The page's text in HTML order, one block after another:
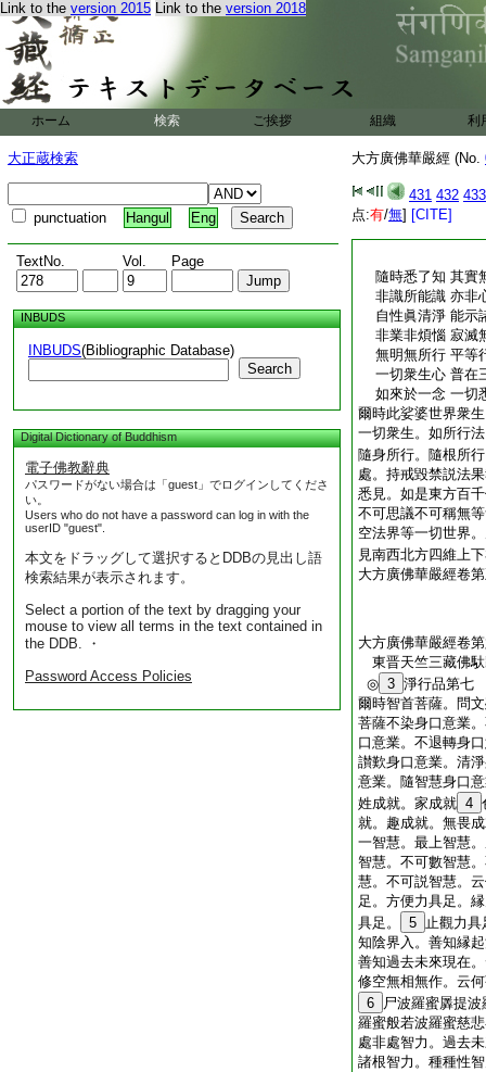
Link to the version 2015 Link to the version 2018
ホーム 検索 ご挨拶 組織 利
大正蔵検索
punctuation Hangul Eng
TextNo. Vol. Page
INBUDS
INBUDS(Bibliographic Database)
Search
Digital Dictionary of Buddhism
電子佛教辭典
パスワードがない場合は「guest」でログインしてくださ
い。
Users who do not have a password can log in with the
userID "guest".
本文をドラッグして選択するとDDBの見出し語
検索結果が表示されます。
Select a portion of the text by dragging your
mouse to view all terms in the text contained in
the DDB. ・
Password Access Policies
大方廣佛華嚴經 (No.
431 432 433
点:有/無] [CITE]
隨時悉了知 其實
非識所能識 亦非
自性眞清淨 能示
非業非煩惱 寂滅
無明無所行 平等
一切衆生心 普在
如來於一念 一切
爾時此娑婆世界衆
一切衆生。如所行
隨身所行。隨根所
處。持戒毀禁説法
悉見。如是東方百
不可思議不可稱無
空法界等一切世界
見南西北方四維上
大方廣佛華嚴經卷
大方廣佛華嚴經卷
東晋天竺三藏佛
◎ 3 淨行品第七
爾時智首菩薩。問
菩薩不染身口意業
口意業。不退轉身
讃歎身口意業。清
意業。隨智慧身口
姓成就。家成就 4
就。趣成就。無畏
一智慧。最上智慧
智慧。不可數智慧
慧。不可説智慧。
足。方便力具足。
具足。
5 止觀力具
知陰界入。善知縁
善知過去未來現在
修空無相無作。云
6 尸波羅蜜羼提
羅蜜般若波羅蜜慈
處非處智力。過去
諸根智力。種種性